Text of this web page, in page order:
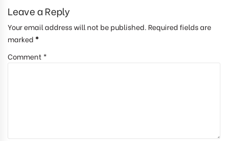
Leave a Reply
Your email address will not be published. Required fields are
marked *
Comment *